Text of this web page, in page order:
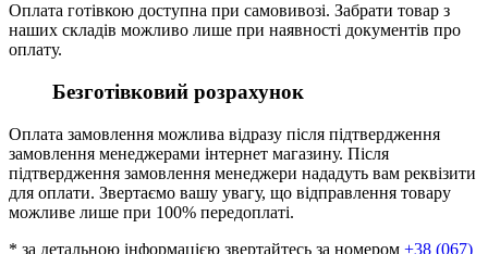
Оплата готівкою доступна при самовивозі. Забрати товар з
наших складів можливо лише при наявності документів про
оплату.
Безготівковий розрахунок
Оплата замовлення можлива відразу після підтвердження
замовлення менеджерами інтернет магазину. Після
підтвердження замовлення менеджери нададуть вам реквізити
для оплати. Звертаємо вашу увагу, що відправлення товару
можливе лише при 100% передоплаті.
* за детальною інформацією звертайтесь за номером +38 (067)